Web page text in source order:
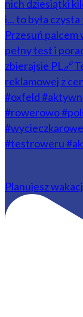
Planujesz